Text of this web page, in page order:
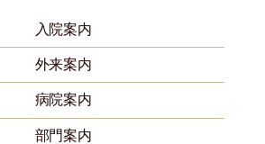
入院案内
外来案内
病院案内
部門案内